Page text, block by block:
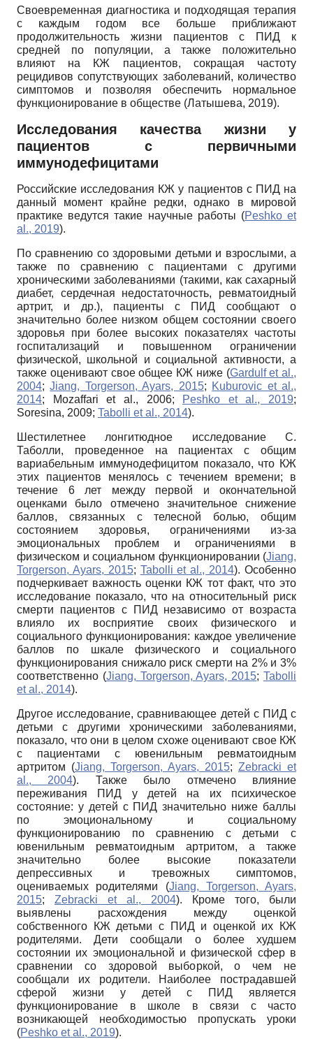
Своевременная диагностика и подходящая терапия
с каждым годом все больше приближают
продолжительность жизни пациентов с ПИД к
средней по популяции, а также положительно
влияют на КЖ пациентов, сокращая частоту
рецидивов сопутствующих заболеваний, количество
симптомов и позволяя обеспечить нормальное
функционирование в обществе (Латышева, 2019).
Исследования качества жизни у
пациентов с первичными
иммунодефицитами
Российские исследования КЖ у пациентов с ПИД на
данный момент крайне редки, однако в мировой
практике ведутся такие научные работы (Peshko et
al., 2019).
По сравнению со здоровыми детьми и взрослыми, а
также по сравнению с пациентами с другими
хроническими заболеваниями (такими, как сахарный
диабет, сердечная недостаточность, ревматоидный
артрит, и др.), пациенты с ПИД сообщают о
значительно более низком общем состоянии своего
здоровья при более высоких показателях частоты
госпитализаций и повышенном ограничении
физической, школьной и социальной активности, а
также оценивают свое общее КЖ ниже (Gardulf et al.,
2004;Jiang, Torgerson, Ayars, 2015; Kuburovic et al.,
2014; Mozaffari et al., 2006; Peshko et al., 2019;
Soresina, 2009; Tabolli et al., 2014).
Шестилетнее лонгитюдное исследование С.
Таболли, проведенное на пациентах с общим
вариабельным иммунодефицитом показало, что КЖ
этих пациентов менялось с течением времени; в
течение 6 лет между первой и окончательной
оценками было отмечено значительное снижение
баллов, связанных с телесной болью, общим
состоянием здоровья, ограничениями из-за
эмоциональных проблем и ограничениями в
физическом и социальном функционировании (Jiang,
Torgerson, Ayars, 2015; Tabolli et al., 2014). Особенно
подчеркивает важность оценки КЖ тот факт, что это
исследование показало, что на относительный риск
смерти пациентов с ПИД независимо от возраста
влияло их восприятие своих физического и
социального функционирования: каждое увеличение
баллов по шкале физического и социального
функционирования снижало риск смерти на 2% и 3%
соответственно (Jiang, Torgerson, Ayars, 2015;Tabolli
et al., 2014).
Другое исследование, сравнивающее детей с ПИД с
детьми с другими хроническими заболеваниями,
показало, что они в целом схоже оценивают свое КЖ
с пациентами с ювенильным ревматоидным
артритом (Jiang, Torgerson, Ayars, 2015; Zebracki et
al., 2004). Также было отмечено влияние
переживания ПИД у детей на их психическое
состояние: у детей с ПИД значительно ниже баллы
по эмоциональному и социальному
функционированию по сравнению с детьми с
ювенильным ревматоидным артритом, а также
значительно более высокие показатели
депрессивных и тревожных симптомов,
оцениваемых родителями (Jiang, Torgerson, Ayars,
2015; Zebracki et al., 2004). Кроме того, были
выявлены расхождения между оценкой
собственного КЖ детьми с ПИД и оценкой их КЖ
родителями. Дети сообщали о более худшем
состоянии их эмоциональной и физической сфер в
сравнении со здоровой выборкой, о чем не
сообщали их родители. Наиболее пострадавшей
сферой жизни у детей с ПИД является
функционирование в школе в связи с часто
возникающей необходимостью пропускать уроки
(Peshko et al., 2019).